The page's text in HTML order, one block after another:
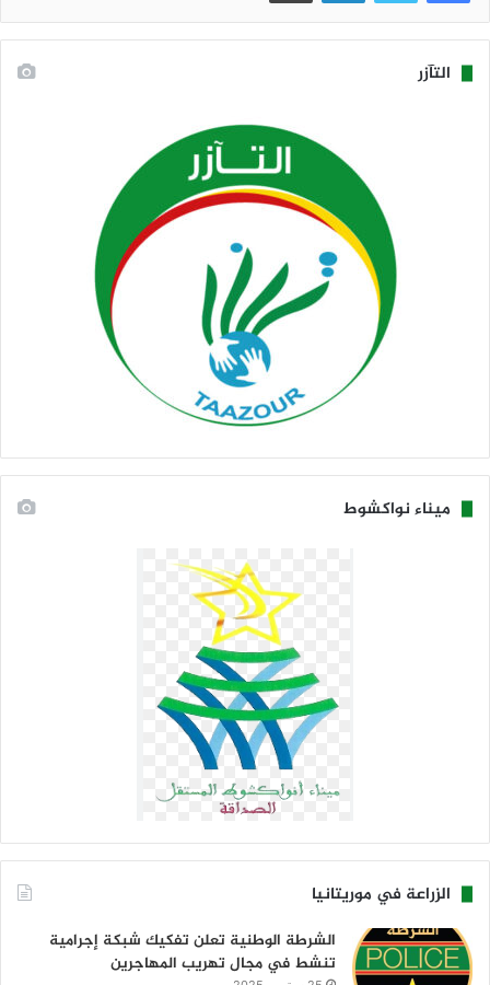
التآزر
ميناء نواكشوط
الزراعة في موريتانيا
الشرطة الوطنية تعلن تفكيك شبكة إجرامية
تنشط في مجال تهريب المهاجرين